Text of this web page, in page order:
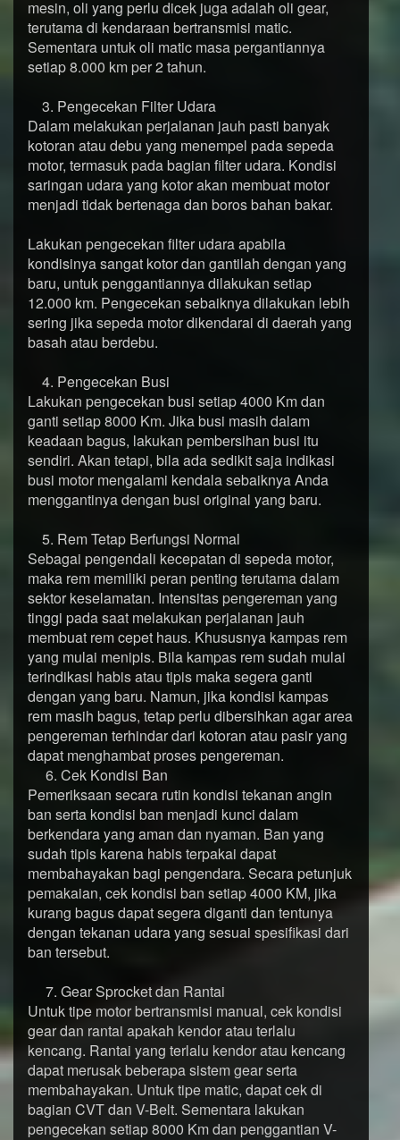
mesin, oli yang perlu dicek juga adalah oli gear,
terutama di kendaraan bertransmisi matic.
Sementara untuk oli matic masa pergantiannya
setiap 8.000 km per 2 tahun.
3. Pengecekan Filter Udara
Dalam melakukan perjalanan jauh pasti banyak
kotoran atau debu yang menempel pada sepeda
motor, termasuk pada bagian filter udara. Kondisi
saringan udara yang kotor akan membuat motor
menjadi tidak bertenaga dan boros bahan bakar.
Lakukan pengecekan filter udara apabila
kondisinya sangat kotor dan gantilah dengan yang
baru, untuk penggantiannya dilakukan setiap
12.000 km. Pengecekan sebaiknya dilakukan lebih
sering jika sepeda motor dikendarai di daerah yang
basah atau berdebu.
4. Pengecekan Busi
Lakukan pengecekan busi setiap 4000 Km dan
ganti setiap 8000 Km. Jika busi masih dalam
keadaan bagus, lakukan pembersihan busi itu
sendiri. Akan tetapi, bila ada sedikit saja indikasi
busi motor mengalami kendala sebaiknya Anda
menggantinya dengan busi original yang baru.
5. Rem Tetap Berfungsi Normal
Sebagai pengendali kecepatan di sepeda motor,
maka rem memiliki peran penting terutama dalam
sektor keselamatan. Intensitas pengereman yang
tinggi pada saat melakukan perjalanan jauh
membuat rem cepet haus. Khususnya kampas rem
yang mulai menipis. Bila kampas rem sudah mulai
terindikasi habis atau tipis maka segera ganti
dengan yang baru. Namun, jika kondisi kampas
rem masih bagus, tetap perlu dibersihkan agar area
pengereman terhindar dari kotoran atau pasir yang
dapat menghambat proses pengereman.
6. Cek Kondisi Ban
Pemeriksaan secara rutin kondisi tekanan angin
ban serta kondisi ban menjadi kunci dalam
berkendara yang aman dan nyaman. Ban yang
sudah tipis karena habis terpakai dapat
membahayakan bagi pengendara. Secara petunjuk
pemakaian, cek kondisi ban setiap 4000 KM, jika
kurang bagus dapat segera diganti dan tentunya
dengan tekanan udara yang sesuai spesifikasi dari
ban tersebut.
7. Gear Sprocket dan Rantai
Untuk tipe motor bertransmisi manual, cek kondisi
gear dan rantai apakah kendor atau terlalu
kencang. Rantai yang terlalu kendor atau kencang
dapat merusak beberapa sistem gear serta
membahayakan. Untuk tipe matic, dapat cek di
bagian CVT dan V-Belt. Sementara lakukan
pengecekan setiap 8000 Km dan penggantian V-